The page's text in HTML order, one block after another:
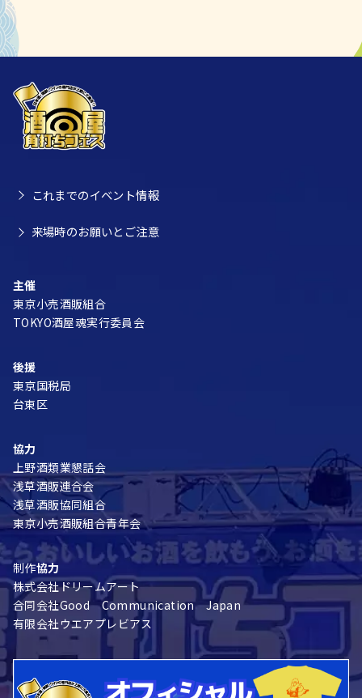
これまでのイベント情報
来場時のお願いとご注意
主催
東京小売酒販組合
TOKYO酒屋魂実行委員会
後援
東京国税局
台東区
協力
上野酒類業懇話会
浅草酒販連合会
浅草酒販協同組合
東京小売酒販組合青年会
制作協力
株式会社ドリームアート
合同会社Good Communication Japan
有限会社ウエアプレビアス